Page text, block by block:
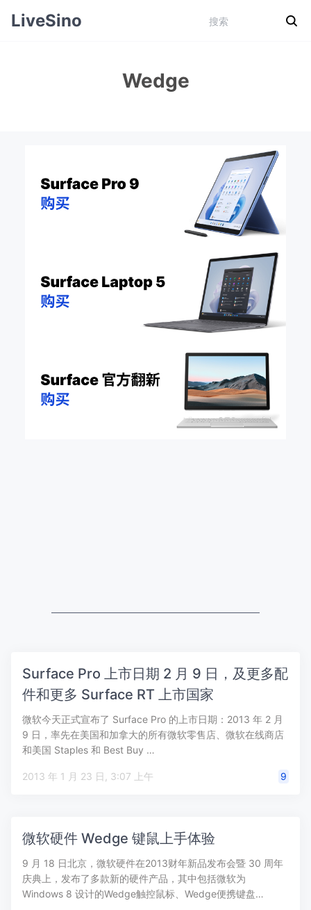
LiveSino
Wedge
Surface Pro 上市日期 2 月 9 日，及更多配
件和更多 Surface RT 上市国家
微软今天正式宣布了 Surface Pro 的上市日期：2013 年 2 月
9 日，率先在美国和加拿大的所有微软零售店、微软在线商店
和美国 Staples 和 Best Buy …
2013 年 1 月 23 日, 3:07 上午 9
微软硬件 Wedge 键鼠上手体验
9 月 18 日北京，微软硬件在2013财年新品发布会暨 30 周年
庆典上，发布了多款新的硬件产品，其中包括微软为
Windows 8 设计的Wedge触控鼠标、Wedge便携键盘…